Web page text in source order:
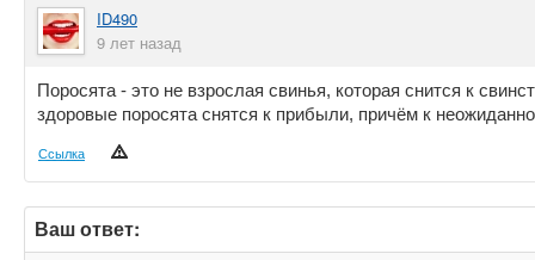
ID490
9 лет назад
Поросята - это не взрослая свинья, которая снится к
здоровые поросята снятся к прибыли, причём к
Ссылка
Ваш ответ: